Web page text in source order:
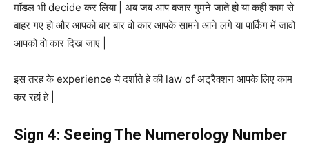
मॉडल भी decide कर लिया | अब जब आप बजार गुमने जाते हो या कही काम से
बाहर गए हो और आपको बार बार वो कार आपके सामने आने लगे या पार्किंग में जावो
आपको वो कार दिख जाए |
इस तरह के experience ये दर्शाते हे की law of अट्रैक्शन आपके लिए काम
कर रहां हे |
Sign 4: Seeing The Numerology Number